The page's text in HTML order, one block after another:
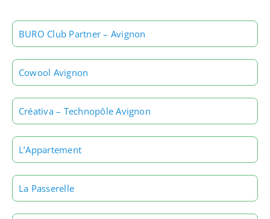
BURO Club Partner – Avignon
Cowool Avignon
Créativa – Technopôle Avignon
L’Appartement
La Passerelle